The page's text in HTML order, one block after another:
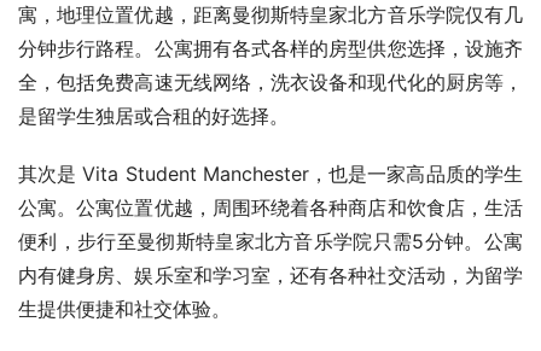
寓，地理位置优越，距离曼彻斯特皇家北方音乐学院仅有几
分钟步行路程。公寓拥有各式各样的房型供您选择，设施齐
全，包括免费高速无线网络，洗衣设备和现代化的厨房等，
是留学生独居或合租的好选择。
其次是 Vita Student Manchester，也是一家高品质的学生
公寓。公寓位置优越，周围环绕着各种商店和饮食店，生活
便利，步行至曼彻斯特皇家北方音乐学院只需5分钟。公寓
内有健身房、娱乐室和学习室，还有各种社交活动，为留学
生提供便捷和社交体验。